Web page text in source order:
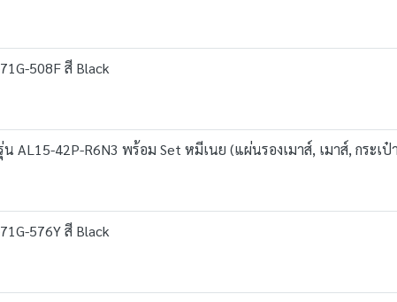
508F สี Black
AL15-42P-R6N3 พร้อม Set หมีเนย (แผ่นรองเมาส์, เมาส์, กระเป๋
576Y สี Black